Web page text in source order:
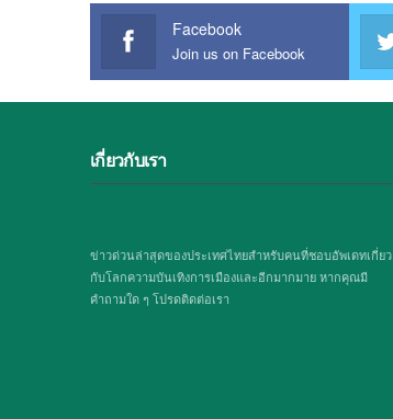
Facebook
Join us on Facebook
เกี่ยวกับเรา
ข่าวด่วนล่าสุดของประเทศไทยสำหรับคนที่ชอบอัพเดทเกี่ยว
กับโลกความบันเทิงการเมืองและอีกมากมาย หากคุณมี
คำถามใด ๆ โปรดติดต่อเรา